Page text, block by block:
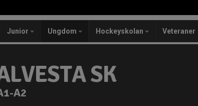
Junior Ungdom Hockeyskolan Veteraner
SK
A2